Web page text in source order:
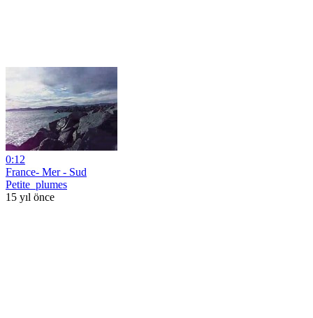
0:12
France- Mer - Sud
Petite_plumes
15 yıl önce